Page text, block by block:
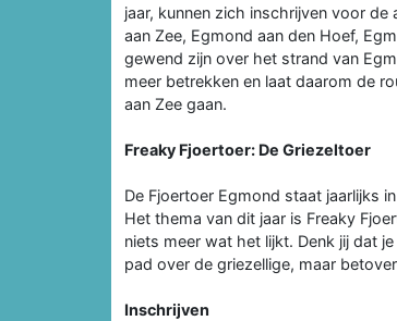
jaar, kunnen zich inschrijven voor
aan Zee, Egmond aan den Hoef,
gewend zijn over het strand van
meer betrekken en laat daarom de
aan Zee gaan.
Freaky Fjoertoer: De Griezeltoer
De Fjoertoer Egmond staat jaarlijks
Het thema van dit jaar is Freaky
niets meer wat het lijkt. Denk jij dat
pad over de griezellige, maar
Inschrijven